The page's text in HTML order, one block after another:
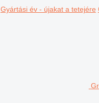
Gyártási év - újakat a tetejére